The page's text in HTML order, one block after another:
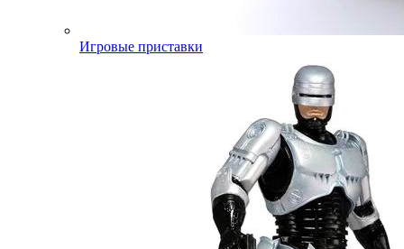
Игровые приставки